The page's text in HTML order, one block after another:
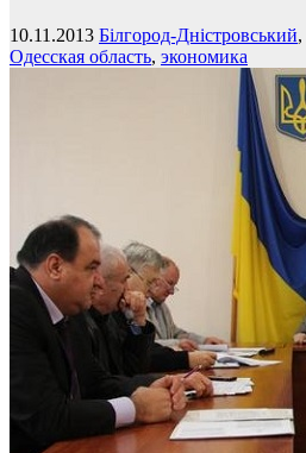
10.11.2013 Білгород-Дністровський,
Одесская область, экономика